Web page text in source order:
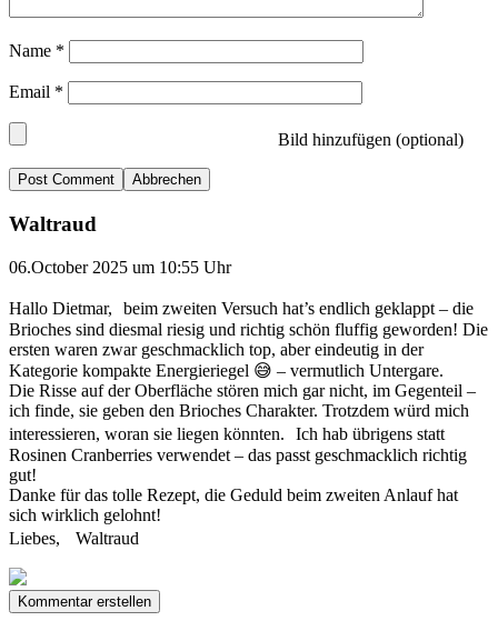
Name *
Email *
Bild hinzufügen (optional)
Abbrechen
Waltraud
06.October 2025 um 10:55 Uhr
Hallo Dietmar, beim zweiten Versuch hat’s endlich geklappt – die
Brioches sind diesmal riesig und richtig schön fluffig geworden! Die
ersten waren zwar geschmacklich top, aber eindeutig in der
Kategorie kompakte Energieriegel 😅 – vermutlich Untergare.
Die Risse auf der Oberfläche stören mich gar nicht, im Gegenteil –
ich finde, sie geben den Brioches Charakter. Trotzdem würd mich
interessieren, woran sie liegen könnten. Ich hab übrigens statt
Rosinen Cranberries verwendet – das passt geschmacklich richtig
gut!
Danke für das tolle Rezept, die Geduld beim zweiten Anlauf hat
sich wirklich gelohnt!
Liebes, Waltraud
Kommentar erstellen